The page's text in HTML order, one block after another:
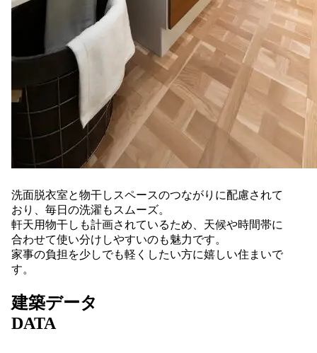
洗面脱衣室と物干しスペースのつながりに配慮されて
おり、毎日の洗濯もスムーズ。
軒天用物干しも計画されているため、天候や時間帯に
合わせて使い分けしやすいのも魅力です。
家事の負担を少しでも軽くしたい方に嬉しい住まいで
す。
建築データ
DATA